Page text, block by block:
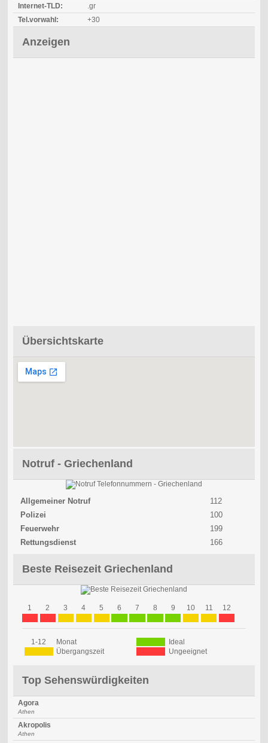
Internet-TLD:
.gr
Tel.vorwahl:
+30
Anzeigen
Übersichtskarte
Notruf - Griechenland
Allgemeiner Notruf
112
Polizei
100
Feuerwehr
199
Rettungsdienst
166
Beste Reisezeit Griechenland
1 2 3 4 5 6 7 8 9 10 11 12
1-12 Monat
Ideal
Übergangszeit
Ungeeignet
Top Sehenswürdigkeiten
Agora
Athen
Akropolis
Athen